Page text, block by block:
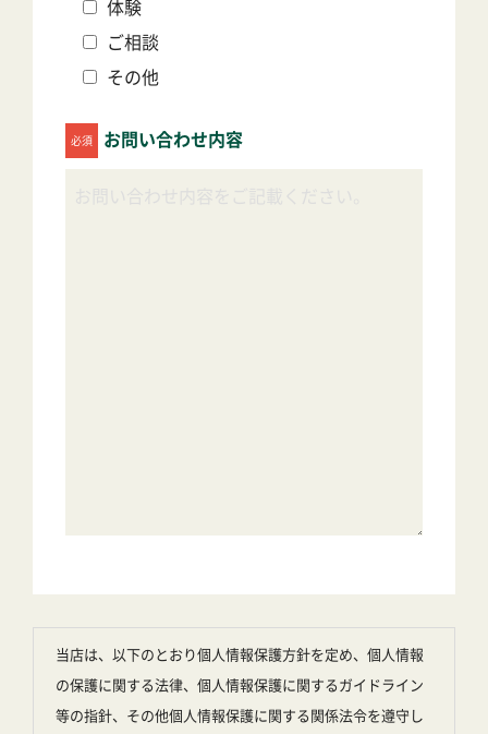
体験
ご相談
その他
お問い合わせ内容
当店は、以下のとおり個人情報保護方針を定め、個人情報
の保護に関する法律、個人情報保護に関するガイドライン
等の指針、その他個人情報保護に関する関係法令を遵守し